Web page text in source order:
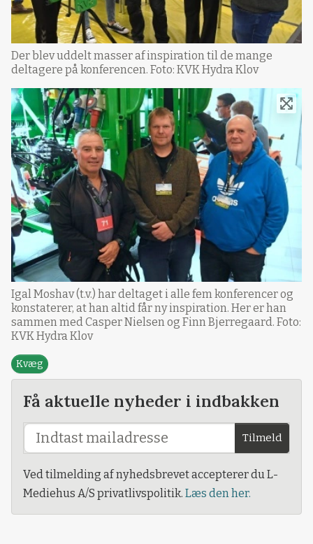
Der blev uddelt masser af inspiration til de mange
deltagere på konferencen. Foto: KVK Hydra Klov
Igal Moshav (t.v.) har deltaget i alle fem konferencer og
konstaterer, at han altid får ny inspiration. Her er han
sammen med Casper Nielsen og Finn Bjerregaard. Foto:
KVK Hydra Klov
Kvæg
Få aktuelle nyheder i indbakken
Tilmeld
Ved tilmelding af nyhedsbrevet accepterer du L-
Mediehus A/S privatlivspolitik. Læs den her.